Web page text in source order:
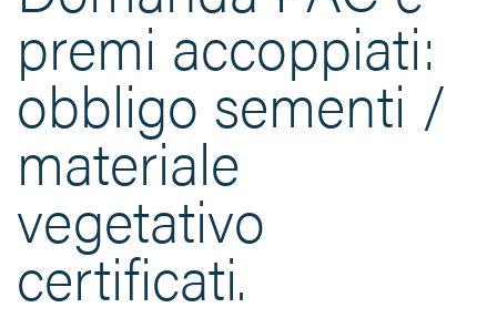
premi accoppiati:
obbligo sementi /
materiale
vegetativo
certificati.